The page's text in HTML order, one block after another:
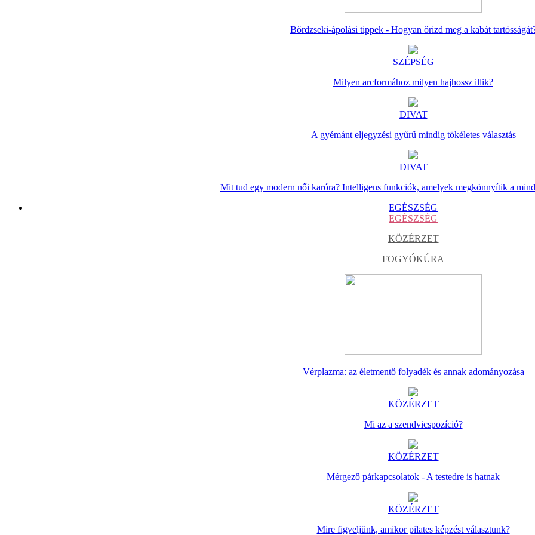
Bőrdzseki-ápolási tippek - Hogyan őrizd meg a kabát
SZÉPSÉG
Milyen arcformához milyen hajhossz illik?
DIVAT
A gyémánt eljegyzési gyűrű mindig tökéletes választás
DIVAT
Mit tud egy modern női karóra? Intelligens funkciók, amelyek megkönnyítik a
EGÉSZSÉG
EGÉSZSÉG
KÖZÉRZET
FOGYÓKÚRA
Vérplazma: az életmentő folyadék és annak adományozása
KÖZÉRZET
Mi az a szendvicspozíció?
KÖZÉRZET
Mérgező párkapcsolatok - A testedre is hatnak
KÖZÉRZET
Mire figyeljünk, amikor pilates képzést választunk?